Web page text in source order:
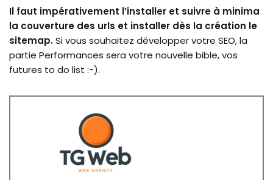
Il faut impérativement l’installer et suivre à minima
la couverture des urls et installer dès la création le
sitemap.Si vous souhaitez développer votre SEO, la
partie Performances sera votre nouvelle bible, vos
futures to do list :-).